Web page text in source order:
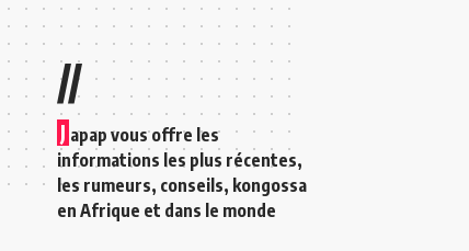
//
J apap vous offre les
informations les plus récentes,
les rumeurs, conseils, kongossa
en Afrique et dans le monde